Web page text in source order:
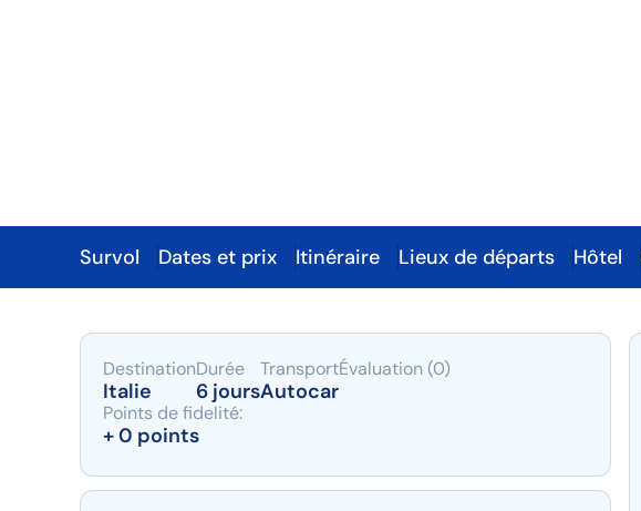
Survol Dates et prix Itinéraire Lieux de départs Hôtel
Survol
Destination
Italie
Durée
6 jours
Transport
Autocar
Évaluation (0)
Points de fidelité:
+ 0 points